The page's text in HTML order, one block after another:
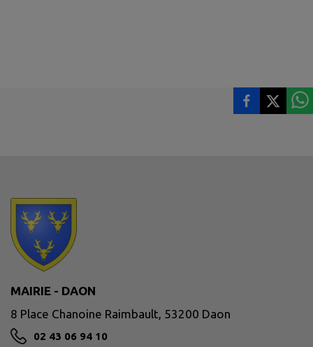
MAIRIE - DAON
8 Place Chanoine Raimbault, 53200 Daon
02 43 06 94 10